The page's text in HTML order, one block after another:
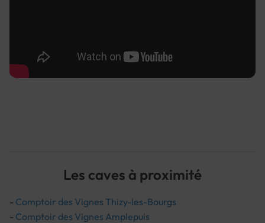
Les caves à proximité
- Comptoir des Vignes Thizy-les-Bourgs
- Comptoir des Vignes Amplepuis